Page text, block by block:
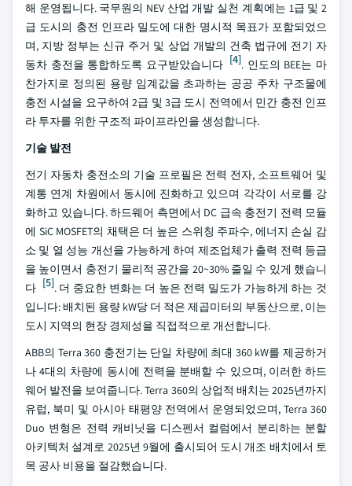
해 운영됩니다. 국무원의 NEV 산업 개발 실천 계획에는 1급 및 2
급 도시의 충전 인프라 밀도에 대한 명시적 목표가 포함되었으
며, 지방 정부는 신규 주거 및 상업 개발의 건축 법규에 전기 자
동차 충전을 통합하도록 요구받았습니다 [4]. 인도의 BEE는 마
찬가지로 정의된 용량 임계값을 초과하는 공공 주차 구조물에
충전 시설을 요구하여 2급 및 3급 도시 전역에서 민간 충전 인프
라 투자를 위한 구조적 파이프라인을 생성합니다.
기술 발전
전기 자동차 충전소의 기술 프로필은 전력 전자, 소프트웨어 및
계통 연계 차원에서 동시에 진화하고 있으며 각각이 서로를 강
화하고 있습니다. 하드웨어 측면에서 DC 급속 충전기 전력 모듈
에 SiC MOSFET의 채택은 더 높은 스위칭 주파수, 에너지 손실 감
소 및 열 성능 개선을 가능하게 하여 제조업체가 출력 전력 등급
을 높이면서 충전기 물리적 공간을 20~30% 줄일 수 있게 했습니
다 [5]. 더 중요한 변화는 더 높은 전력 밀도가 가능하게 하는 것
입니다: 배치된 용량 kW당 더 적은 제곱미터의 부동산으로, 이는
도시 지역의 현장 경제성을 직접적으로 개선합니다.
ABB의 Terra 360 충전기는 단일 차량에 최대 360 kW를 제공하거
나 4대의 차량에 동시에 전력을 분배할 수 있으며, 이러한 하드
웨어 발전을 보여줍니다. Terra 360의 상업적 배치는 2025년까지
유럽, 북미 및 아시아 태평양 전역에서 운영되었으며, Terra 360
Duo 변형은 전력 캐비닛을 디스펜서 컬럼에서 분리하는 분할
아키텍처 설계로 2025년 9월에 출시되어 도시 개조 배치에서 토
목 공사 비용을 절감했습니다.